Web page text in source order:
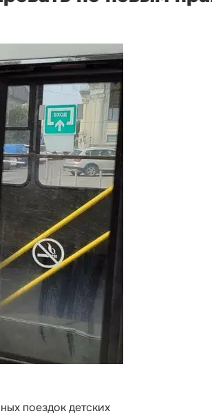
поездок детских